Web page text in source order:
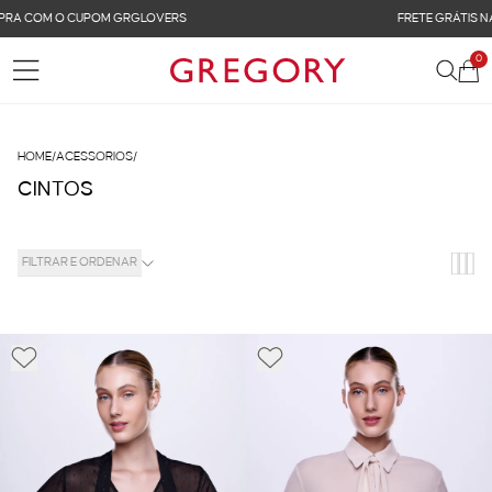
FRETE GRÁTIS NAS COMPRAS ACIMA DE R$ 899
0
HOME/ACESSORIOS/
CINTOS
FILTRAR E ORDENAR